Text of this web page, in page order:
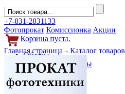
+7-831-2831133
Фотопрокат Комиссионка Акции
Корзина пуста.
Обзоры
Фотоаппараты
Объективы
Фильтры
Главная страница Каталог товаров